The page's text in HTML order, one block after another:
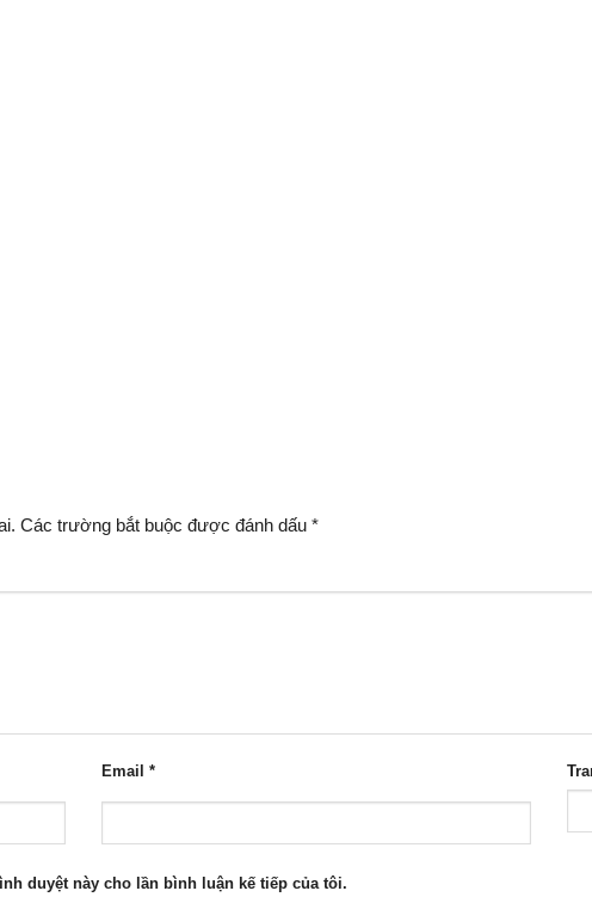
Các trường bắt buộc được đánh dấu *
Email *
duyệt này cho lần bình luận kế tiếp của tôi.